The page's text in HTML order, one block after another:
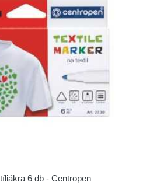
6 db - Centropen